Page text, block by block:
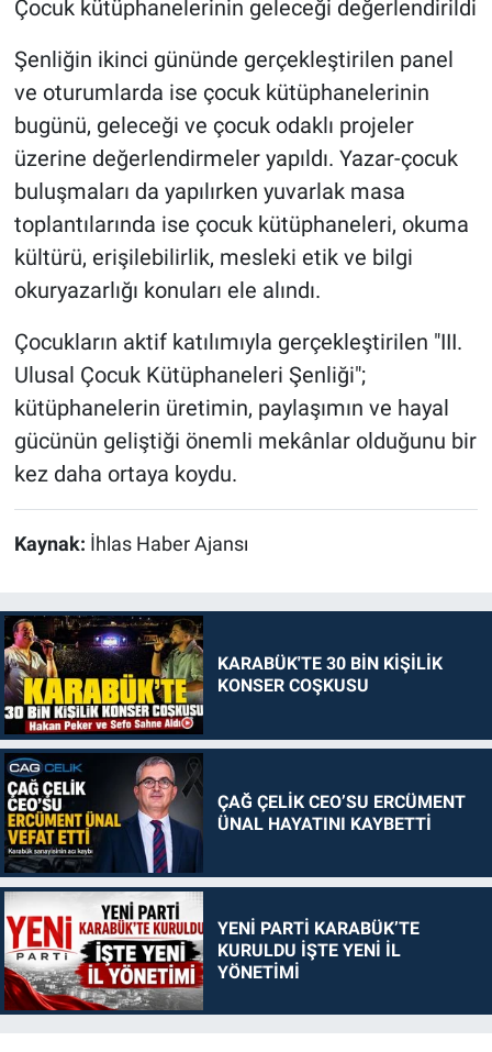
Çocuk kütüphanelerinin geleceği değerlendirildi
Şenliğin ikinci gününde gerçekleştirilen panel
ve oturumlarda ise çocuk kütüphanelerinin
bugünü, geleceği ve çocuk odaklı projeler
üzerine değerlendirmeler yapıldı. Yazar-çocuk
buluşmaları da yapılırken yuvarlak masa
toplantılarında ise çocuk kütüphaneleri, okuma
kültürü, erişilebilirlik, mesleki etik ve bilgi
okuryazarlığı konuları ele alındı.
Çocukların aktif katılımıyla gerçekleştirilen "III.
Ulusal Çocuk Kütüphaneleri Şenliği";
kütüphanelerin üretimin, paylaşımın ve hayal
gücünün geliştiği önemli mekânlar olduğunu bir
kez daha ortaya koydu.
Kaynak: İhlas Haber Ajansı
KARABÜK'TE 30 BİN KİŞİLİK
KONSER COŞKUSU
ÇAĞ ÇELİK CEO’SU ERCÜMENT
ÜNAL HAYATINI KAYBETTİ
YENİ PARTİ KARABÜK’TE
KURULDU İŞTE YENİ İL
YÖNETİMİ